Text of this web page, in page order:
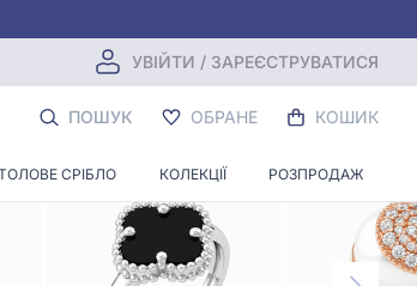
УВІЙТИ / ЗАРЕЄСТРУВАТИСЯ
ПОШУК ОБРАНЕ КОШИК
СРІБЛО КОЛЕКЦІЇ РОЗПРОДАЖ